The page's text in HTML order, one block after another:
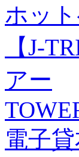
ホッ
【J-
アー
電子